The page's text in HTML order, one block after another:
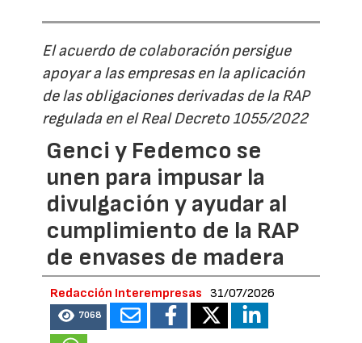
El acuerdo de colaboración persigue
apoyar a las empresas en la aplicación
de las obligaciones derivadas de la RAP
regulada en el Real Decreto 1055/2022
Genci y Fedemco se
unen para impusar la
divulgación y ayudar al
cumplimiento de la RAP
de envases de madera
Redacción Interempresas 31/07/2026
7068